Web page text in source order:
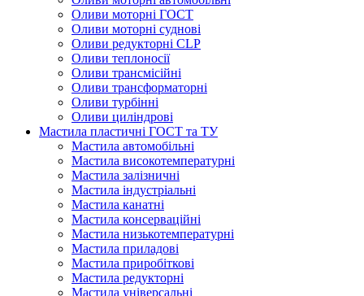
Оливи моторні ГОСТ
Оливи моторні суднові
Оливи редукторні CLP
Оливи теплоносії
Оливи трансмісійні
Оливи трансформаторні
Оливи турбінні
Оливи циліндрові
Мастила пластичні ГОСТ та ТУ
Мастила автомобільні
Мастила високотемпературні
Мастила залізничні
Мастила індустріальні
Мастила канатні
Мастила консерваційні
Мастила низькотемпературні
Мастила приладові
Мастила приробіткові
Мастила редукторні
Мастила універсальні